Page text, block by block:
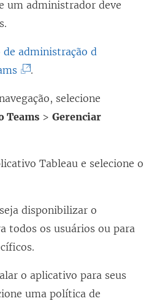
um administrador deve
de administração d
k
r
e
e
m
n
.
selecione
Teams > Gerenciar
Tableau e selecione o
disponibilizar o
todos os usuários ou para
o aplicativo para seus
uma política de